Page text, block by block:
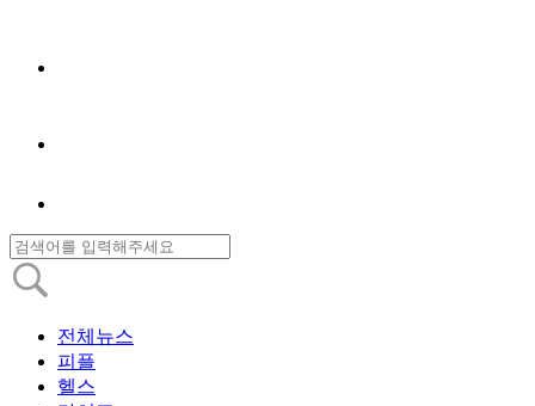
전체뉴스
피플
헬스